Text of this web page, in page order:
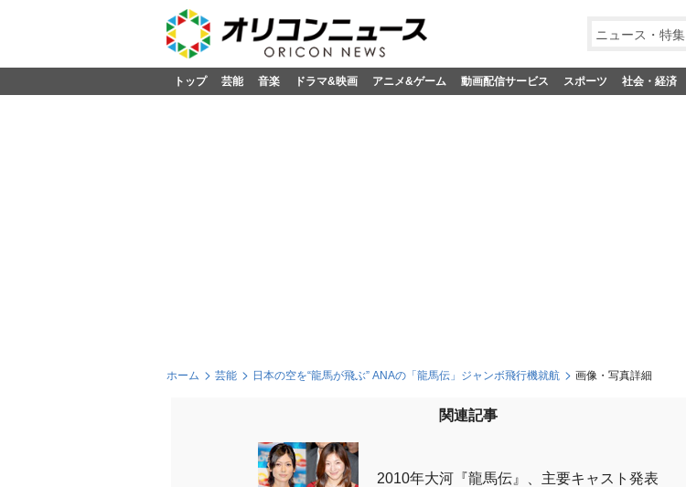
ニュース・特集
トップ 芸能 音楽 ドラマ&映画 アニメ&ゲーム 動画配信サービス スポーツ 社会・経済
ホーム 芸能 日本の空を“龍馬が飛ぶ” ANAの「龍馬伝」ジャンボ飛行機就航 画像・写真詳細
関連記事
2010年大河『龍馬伝』、主要キャスト発表